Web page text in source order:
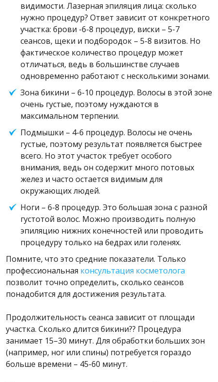
видимости. Лазерная эпиляция лица: сколько
нужно процедур? Ответ зависит от конкретного
участка: брови -6-8 процедур, виски – 5-7
сеансов, щеки и подбородок – 5-8 визитов. Но
фактическое количество процедур может
отличаться, ведь в большинстве случаев
одновременно работают с несколькими зонами.
Зона бикини – 6-10 процедур. Волосы в этой зоне
очень густые, поэтому нуждаются в
максимальном терпении.
Подмышки – 4-6 процедур. Волосы не очень
густые, поэтому результат появляется быстрее
всего. Но этот участок требует особого
внимания, ведь он содержит много потовых
желез и часто остается видимым для
окружающих людей.
Ноги – 6-8 процедур. Это большая зона с разной
густотой волос. Можно производить полную
эпиляцию нижних конечностей или проводить
процедуру только на бедрах или голенях.
Помните, что это средние показатели. Только
профессиональная консультация косметолога
позволит точно определить, сколько сеансов
понадобится для достижения результата.
Продолжительность сеанса зависит от площади
участка. Сколько длится бикини?? Процедура
занимает 15–30 минут. Для обработки больших зон
(например, ног или спины) потребуется гораздо
больше времени – 45-60 минут.